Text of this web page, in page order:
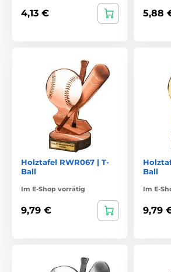
4,13 € 5,88
Holztafel RWR067 | T-
Ball
Im E-Shop vorrätig
9,79 €
Ball
Im E-
9,79